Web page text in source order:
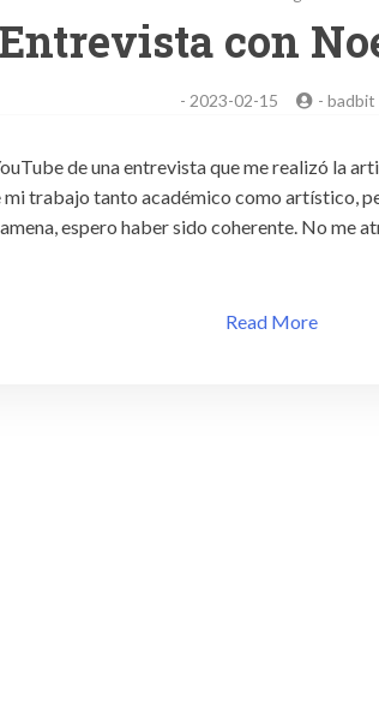
con
- 2023-02-15 - badbit
de una entrevista que me realizó la
trabajo tanto académico como artístico,
espero haber sido coherente. No me
Read More